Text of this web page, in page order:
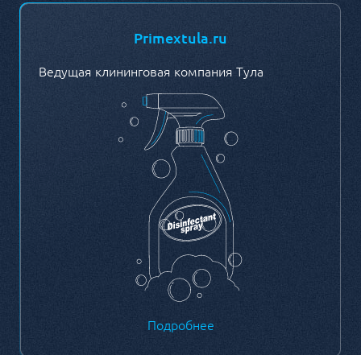
Primextula.ru
Ведущая клининговая компания Тула
Подробнее